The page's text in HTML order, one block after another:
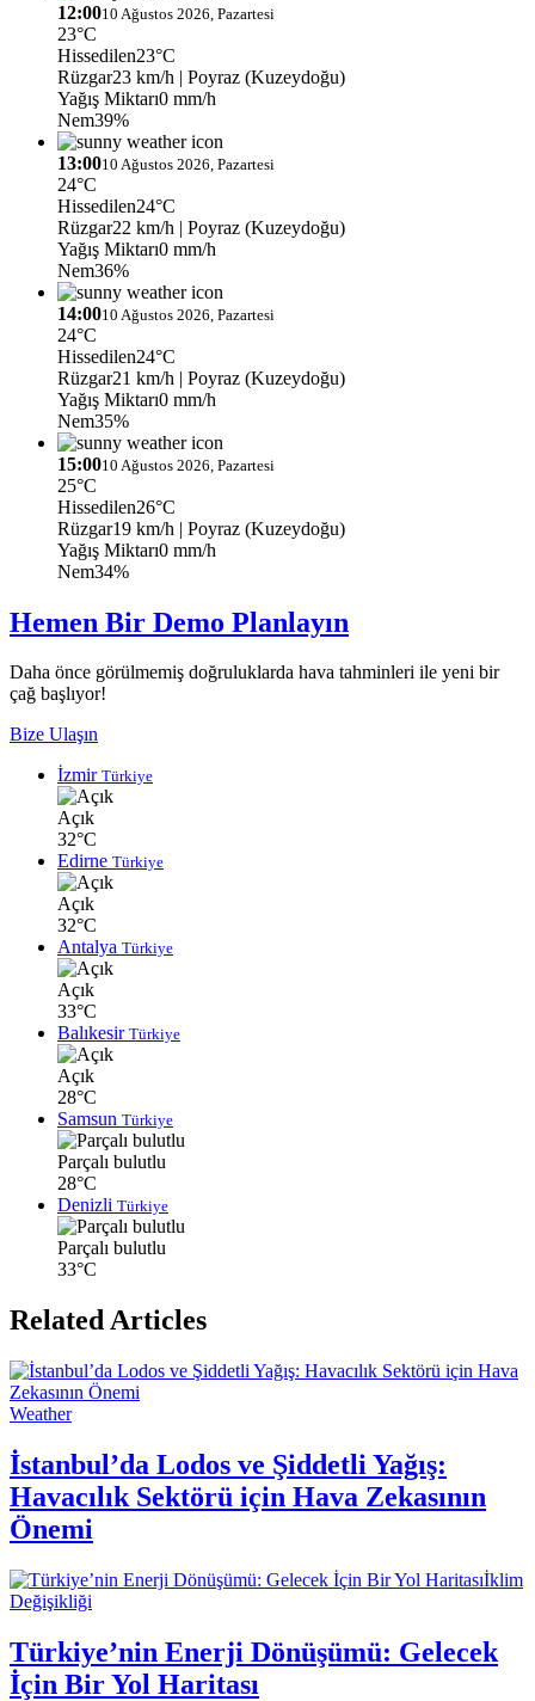
12:0010 Ağustos 2026, Pazartesi
23°C
Hissedilen23°C
Rüzgar23 km/h | Poyraz (Kuzeydoğu)
Yağış Miktarı0 mm/h
Nem39%
13:0010 Ağustos 2026, Pazartesi
24°C
Hissedilen24°C
Rüzgar22 km/h | Poyraz (Kuzeydoğu)
Yağış Miktarı0 mm/h
Nem36%
14:0010 Ağustos 2026, Pazartesi
24°C
Hissedilen24°C
Rüzgar21 km/h | Poyraz (Kuzeydoğu)
Yağış Miktarı0 mm/h
Nem35%
15:0010 Ağustos 2026, Pazartesi
25°C
Hissedilen26°C
Rüzgar19 km/h | Poyraz (Kuzeydoğu)
Yağış Miktarı0 mm/h
Nem34%
Hemen Bir Demo Planlayın
Daha önce görülmemiş doğruluklarda hava tahminleri ile yeni bir
çağ başlıyor!
Bize Ulaşın
İzmir Türkiye
Açık
32°C
Edirne Türkiye
Açık
32°C
Antalya Türkiye
Açık
33°C
Balıkesir Türkiye
Açık
28°C
Samsun Türkiye
Parçalı bulutlu
28°C
Denizli Türkiye
Parçalı bulutlu
33°C
Related Articles
Weather
İstanbul’da Lodos ve Şiddetli Yağış:
Havacılık Sektörü için Hava Zekasının
Önemi
İklim
Değişikliği
Türkiye’nin Enerji Dönüşümü: Gelecek
İçin Bir Yol Haritası